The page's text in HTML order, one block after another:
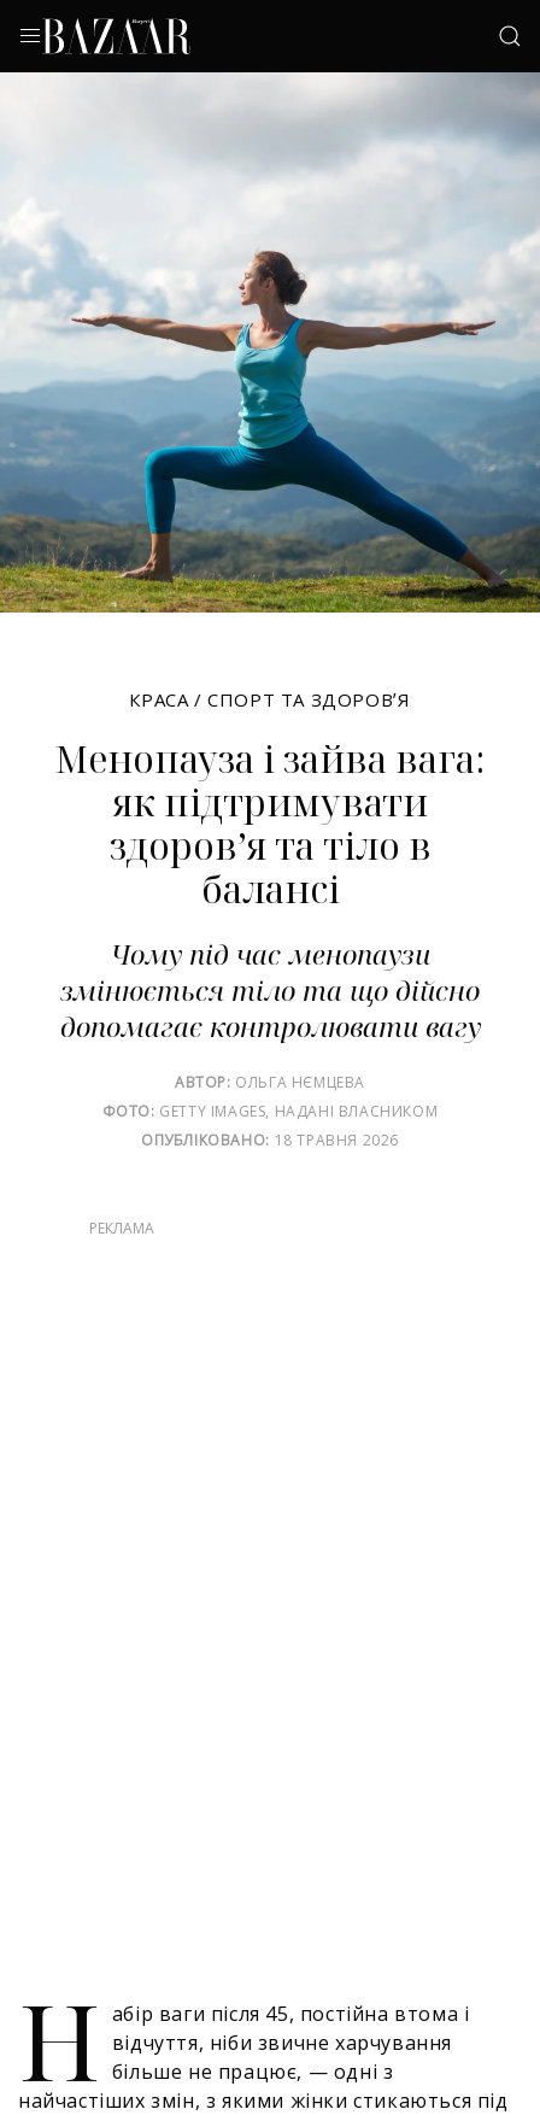
КРАСА/СПОРТ ТА ЗДОРОВʼЯ
Менопауза і зайва вага:
як підтримувати
здоровʼя та тіло в
балансі
Чому під час менопаузи
змінюється тіло та що дійсно
допомагає контролювати вагу
АВТОР: ОЛЬГА НЄМЦЕВА
ФОТО: GETTY IMAGES, НАДАНІ ВЛАСНИКОМ
ОПУБЛІКОВАНО: 18 ТРАВНЯ 2026
Н абір ваги після 45, постійна втома і
відчуття, ніби звичне харчування
більше не працює, — одні з
найчастіших змін, з якими жінки стикаються під